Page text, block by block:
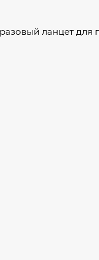
ланцет для